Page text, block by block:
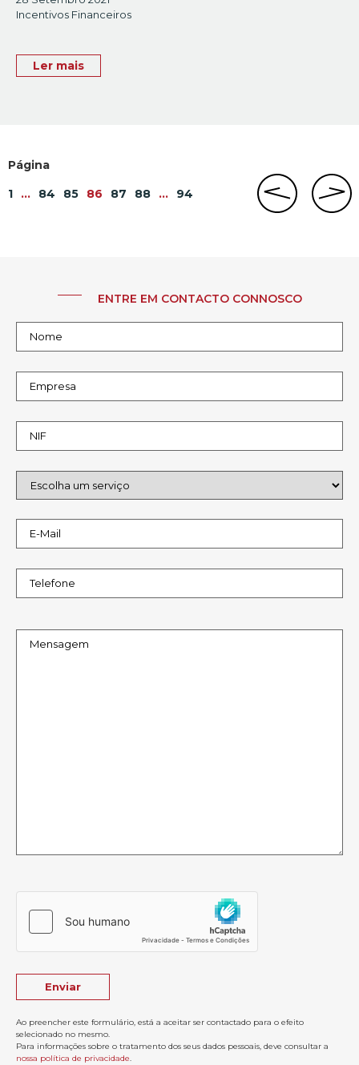
Incentivos Financeiros
Ler mais
1 … 84 85 86 87 88 … 94
ENTRE EM CONTACTO CONNOSCO
Ao preencher este formulário, está a aceitar ser contactado para o efeito
selecionado no mesmo.
Para informações sobre o tratamento dos seus dados pessoais, deve consultar a
nossa política de privacidade.